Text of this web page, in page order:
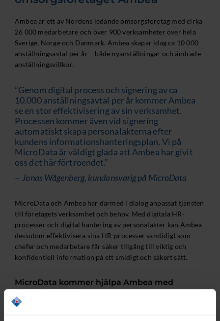
Ambea är ett av Nordens ledande omsorgsföretag med cirka
26 000 medarbetare och över 900 verksamheter över hela
Sverige, Norge och Danmark. Ambea skapar idag ca 10 000
anställningsavtal per år – både nyanställningar och ändrade
anställningsvillkor.
”Genom digital process och signering av ca
10.000 anställningsavtal per år kommer Ambea
se en stor effektivisering av sin verksamhet.
Processen kommer även vid signering
automatiskt skapa personalakterna efter
kundens informationshanteringsplan. Vi på
MicroData är väldigt glada att Ambea har givit
oss det här förtroendet.”
– Jonas Wågenberg, kundansvarig på MicroData
MicroData och Ambea har därmed i dialog anpassat tjänsten
till företagets verksamhet och behov. Med digitala HR-
processer och digital hantering av personalakter kan Ambea
dessutom effektivisera sina HR-processer samtidigt som
chefer och medarbetare får säker tillgång till viktig och
konfidentiell information på ett smidigt och säkert sätt.
MicroData kommer hjälpa Ambea med
följande: